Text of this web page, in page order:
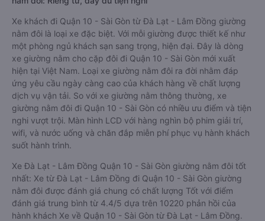
Xe khách đi Quận 10 - Sài Gòn từ Đà Lạt - Lâm Đồng giường
nằm đôi là loại xe đặc biệt. Với mỗi giường được thiết kế như
một phòng ngủ khách sạn sang trọng, hiện đại. Đây là dòng
xe giường nằm cho cặp đôi đi Quận 10 - Sài Gòn mới xuất
hiện tại Việt Nam. Loại xe giường nằm đôi ra đời nhằm đáp
ứng yêu cầu ngày càng cao của khách hàng về chất lượng
dịch vụ vận tải. So với xe giường nằm thông thường, xe
giường nằm đôi đi Quận 10 - Sài Gòn có nhiều ưu điểm và tiện
nghi vượt trội. Màn hình LCD với hàng nghìn bộ phim giải trí,
wifi, và nước uống và chăn đắp miễn phí phục vụ hành khách
suốt hành trình.
Xe Đà Lạt - Lâm Đồng Quận 10 - Sài Gòn giường nằm đôi tốt
nhất: Xe từ Đà Lạt - Lâm Đồng đi Quận 10 - Sài Gòn giường
nằm đôi được đánh giá chung có chất lượng Tốt với điểm
đánh giá trung bình từ 4.4/5 dựa trên 10220 phản hồi của
hành khách Xe về Quận 10 - Sài Gòn từ Đà Lạt - Lâm Đồng.